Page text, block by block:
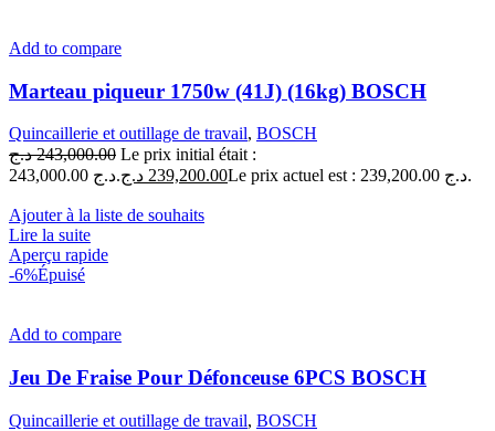
Add to compare
Marteau piqueur 1750w (41J) (16kg) BOSCH
Quincaillerie et outillage de travail, BOSCH
243,000.00 د.ج
Le prix initial était :
243,000.00 د.ج.
239,200.00 د.ج Le prix actuel est : 239,200.00 د.ج.
Ajouter à la liste de souhaits
Lire la suite
Aperçu rapide
-6%Épuisé
Add to compare
Jeu De Fraise Pour Défonceuse 6PCS BOSCH
Quincaillerie et outillage de travail, BOSCH